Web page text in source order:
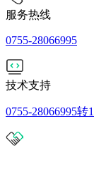
服务热线
0755-28066995
技术支持
0755-28066995转1